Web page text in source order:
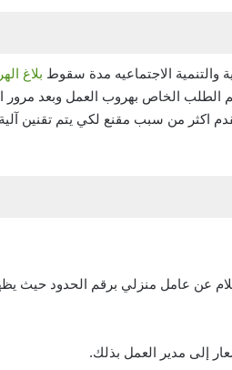
والتنمية الاجتماعيه مدة سقوط بلاغ
العمل بتقديم الطلب الخاص بهروب العمل وبعد
اكثر من سبب مقنع لكي يتم تقنين
عن عامل منزلي برقم الحدود حيث
إلى مدير العمل بذلك.